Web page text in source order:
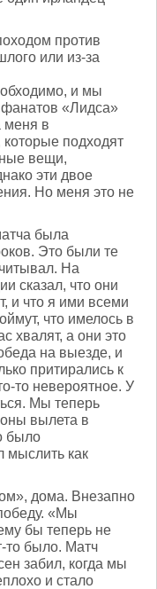
против
или из-за
и мы
«Лидса»
меня в
подходят
вещи,
эти двое
Но меня это не
была
Это были те
На
сказал, что они
и что я ими всеми
что имелось в
хвалят, а они это
на выезде, и
притирались к
то невероятное. У
Мы теперь
вылета в
было
мыслить как
дома. Внезапно
«Мы
бы теперь не
то было. Матч
забил, когда мы
и стало